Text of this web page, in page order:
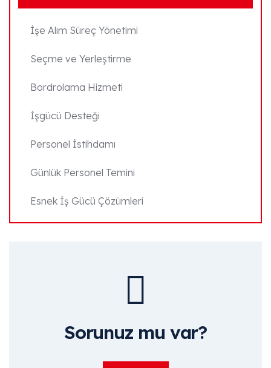
İşe Alım Süreç Yönetimi
Seçme ve Yerleştirme
Bordrolama Hizmeti
İşgücü Desteği
Personel İstihdamı
Günlük Personel Temini
Esnek İş Gücü Çözümleri
Sorunuz mu var?